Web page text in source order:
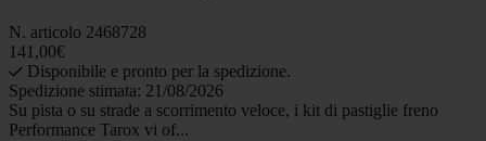
N. articolo 2468728
141,00€
Disponibile e pronto per la spedizione.
Spedizione stimata: 21/08/2026
Su pista o su strade a scorrimento veloce, i kit di pastiglie freno
Performance Tarox vi of...